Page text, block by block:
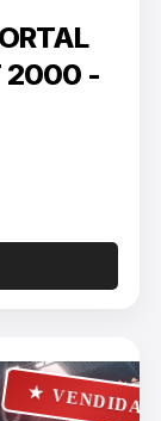
2000 -
★ VENDIDA